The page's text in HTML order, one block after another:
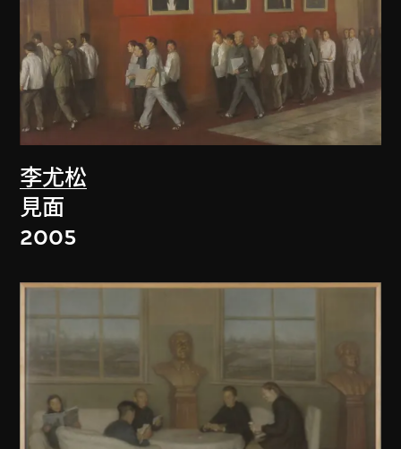
李尤松
見面
2005